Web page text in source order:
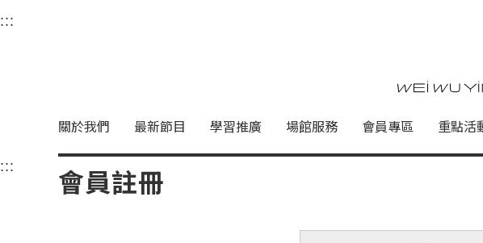
衛武營國家藝術文化中心
中央內容區塊，為本頁主要內容區。
::: 衛
關於我們 最新節目 學習推廣 場館服務 會員專區 重點活
::: 中央內容區塊，為本頁主要內容區。
會員註冊